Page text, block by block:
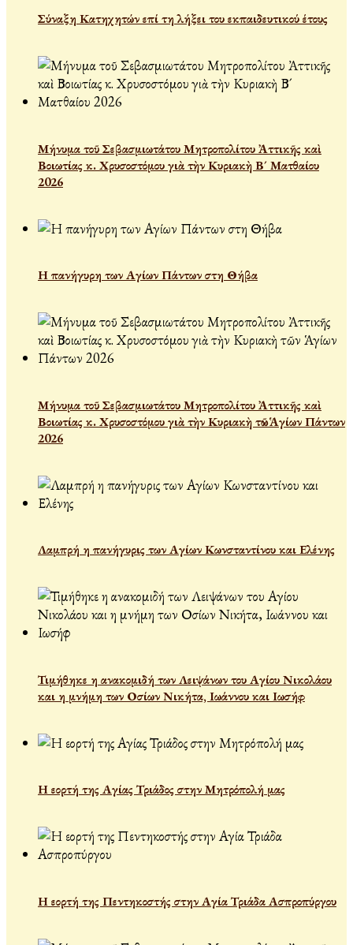
Σύναξη Κατηχητών επί τη λήξει του εκπαιδευτικού έτους
Μήνυμα τοῦ Σεβασμιωτάτου Μητροπολίτου Ἀττικῆς καὶ
Βοιωτίας κ. Χρυσοστόμου γιὰ τὴν Κυριακὴ Β´ Ματθαίου
2026
Η πανήγυρη των Αγίων Πάντων στη Θήβα
Μήνυμα τοῦ Σεβασμιωτάτου Μητροπολίτου Ἀττικῆς καὶ
Βοιωτίας κ. Χρυσοστόμου γιὰ τὴν Κυριακὴ τῶν Ἁγίων Πάντων
2026
Λαμπρή η πανήγυρις των Αγίων Κωνσταντίνου και Ελένης
Τιμήθηκε η ανακομιδή των Λειψάνων του Αγίου Νικολάου
και η μνήμη των Οσίων Νικήτα, Ιωάννου και Ιωσήφ
Η εορτή της Αγίας Τριάδος στην Μητρόπολή μας
Η εορτή της Πεντηκοστής στην Αγία Τριάδα Ασπροπύργου